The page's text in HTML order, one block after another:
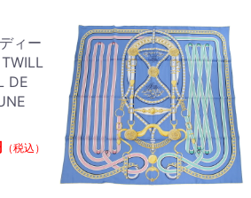
ィー
DE
（税込）